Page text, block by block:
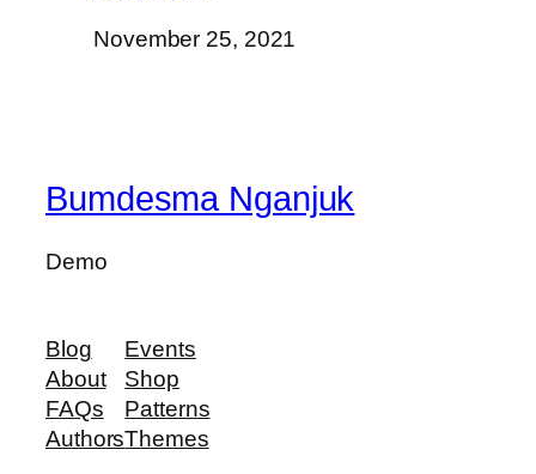
November 25, 2021
Bumdesma Nganjuk
Demo
Blog
About
FAQs
Authors
Events
Shop
Patterns
Themes